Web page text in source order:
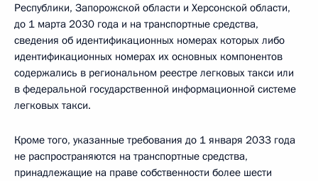
Республики, Запорожской области и Херсонской области,
до 1 марта 2030 года и на транспортные средства,
сведения об идентификационных номерах которых либо
идентификационных номерах их основных компонентов
содержались в региональном реестре легковых такси или
в федеральной государственной информационной системе
легковых такси.
Кроме того, указанные требования до 1 января 2033 года
не распространяются на транспортные средства,
принадлежащие на праве собственности более шести